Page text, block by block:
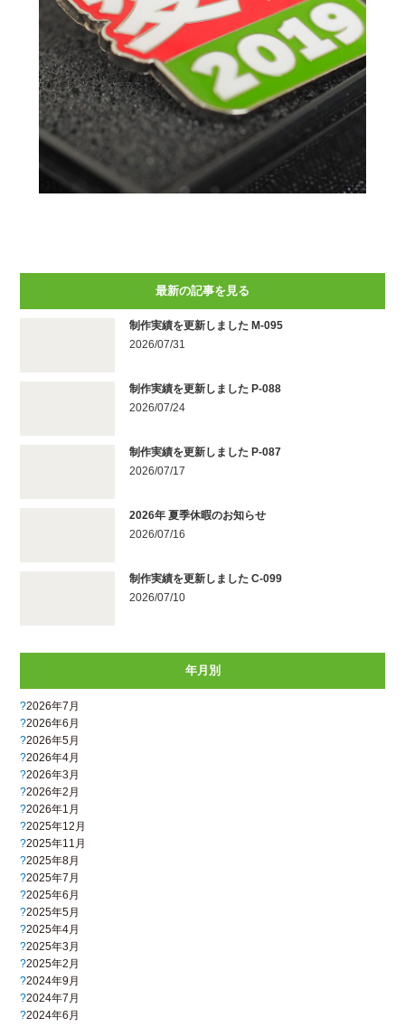
最新の記事を見る
制作実績を更新しました M-095
2026/07/31
制作実績を更新しました P-088
2026/07/24
制作実績を更新しました P-087
2026/07/17
2026年 夏季休暇のお知らせ
2026/07/16
制作実績を更新しました C-099
2026/07/10
年月別
2026年7月
2026年6月
2026年5月
2026年4月
2026年3月
2026年2月
2026年1月
2025年12月
2025年11月
2025年8月
2025年7月
2025年6月
2025年5月
2025年4月
2025年3月
2025年2月
2024年9月
2024年7月
2024年6月